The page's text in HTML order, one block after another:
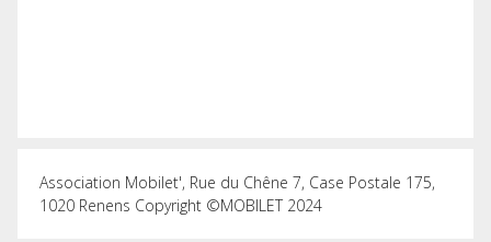
Association Mobilet', Rue du Chêne 7, Case Postale 175,
1020 Renens Copyright ©MOBILET 2024